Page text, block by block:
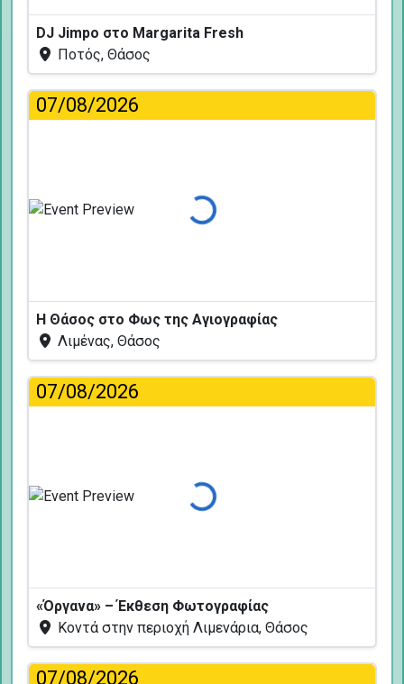
DJ Jimpo στο Margarita Fresh
Ποτός, Θάσος
07/08/2026
Φόρτωση...
Η Θάσος στο Φως της Αγιογραφίας
Λιμένας, Θάσος
07/08/2026
Φόρτωση...
«Όργανα» – Έκθεση Φωτογραφίας
Κοντά στην περιοχή Λιμενάρια, Θάσος
07/08/2026